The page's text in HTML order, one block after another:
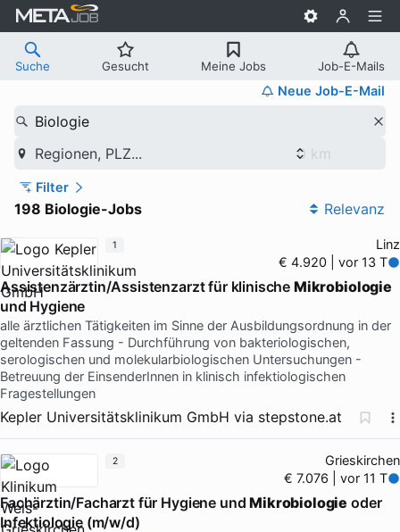
Suche Gesucht Meine Jobs Job-E-Mails
Neue Job-E-Mail
Biologie
Regionen, PLZ...
Filter
198 Biologie-Jobs Relevanz
Linz
€ 4.920 | vor 13 T
Assistenzärztin/Assistenzarzt für klinische Mikrobiologie
und Hygiene
alle ärztlichen Tätigkeiten im Sinne der Ausbildungsordnung in der
geltenden Fassung - Durchführung von bakteriologischen,
serologischen und molekularbiologischen Untersuchungen -
Betreuung der EinsenderInnen in klinisch infektiologischen
Fragestellungen
Kepler Universitätsklinikum GmbH via stepstone.at
1
Grieskirchen
€ 7.076 | vor 11 T
Fachärztin/Facharzt für Hygiene undMikrobiologie oder
Infektiologie (m/w/d)
2